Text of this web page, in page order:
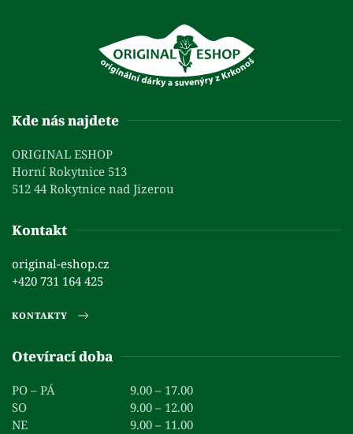
Kde nás najdete
ORIGINAL ESHOP
Horní Rokytnice 513
512 44 Rokytnice nad Jizerou
Kontakt
original-eshop.cz
+420 731 164 425
KONTAKTY
Otevírací doba
PO – PÁ
9.00 – 17.00
SO
9.00 – 12.00
NE
9.00 – 11.00